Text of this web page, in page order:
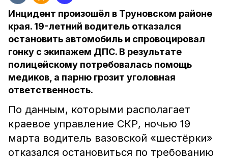
Инцидент произошёл в Труновском районе
края. 19-летний водитель отказался
остановить автомобиль и спровоцировал
гонку с экипажем ДПС. В результате
полицейскому потребовалась помощь
медиков, а парню грозит уголовная
ответственность.
По данным, которыми располагает
краевое управление СКР, ночью 19
марта водитель вазовской «шестёрки»
отказался остановиться по требованию